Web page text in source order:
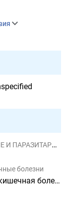
БОЛЕЗНИ
болезни
неуточненная